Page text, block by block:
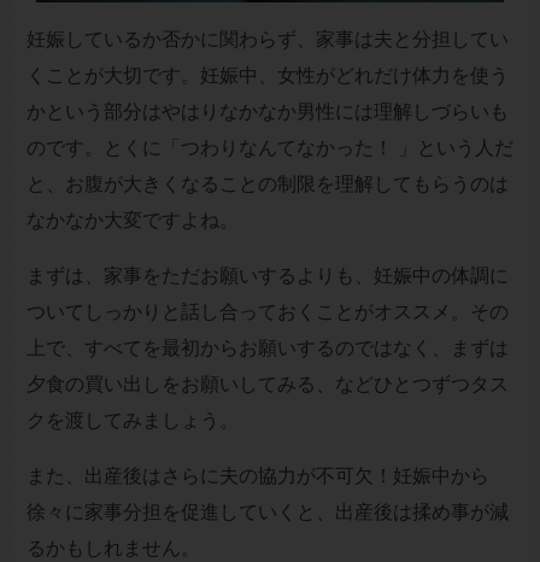
妊娠しているか否かに関わらず、家事は夫と分担してい
くことが大切です。妊娠中、女性がどれだけ体力を使う
かという部分はやはりなかなか男性には理解しづらいも
のです。とくに「つわりなんてなかった！ 」という人だ
と、お腹が大きくなることの制限を理解してもらうのは
なかなか大変ですよね。
まずは、家事をただお願いするよりも、妊娠中の体調に
ついてしっかりと話し合っておくことがオススメ。その
上で、すべてを最初からお願いするのではなく、まずは
夕食の買い出しをお願いしてみる、などひとつずつタス
クを渡してみましょう。
また、出産後はさらに夫の協力が不可欠！妊娠中から
徐々に家事分担を促進していくと、出産後は揉め事が減
るかもしれません。